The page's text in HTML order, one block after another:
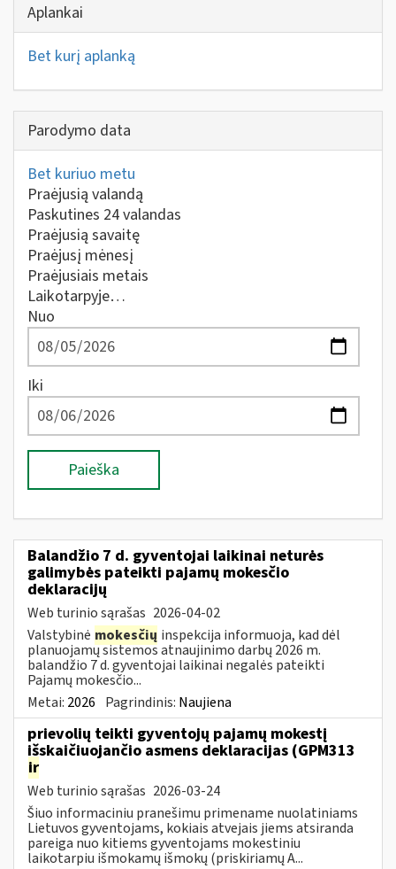
Aplankai
Bet kurį aplanką
Parodymo data
Bet kuriuo metu
Praėjusią valandą
Paskutines 24 valandas
Praėjusią savaitę
Praėjusį mėnesį
Praėjusiais metais
Laikotarpyje…
Nuo
Iki
Paieška
Balandžio 7 d. gyventojai laikinai neturės
galimybės pateikti pajamų mokesčio
deklaracijų
Web turinio sąrašas 2026-04-02
Valstybinė mokesčių inspekcija informuoja, kad dėl
planuojamų sistemos atnaujinimo darbų 2026 m.
balandžio 7 d. gyventojai laikinai negalės pateikti
Pajamų mokesčio...
Metai: 2026 Pagrindinis: Naujiena
prievolių teikti gyventojų pajamų mokestį
išskaičiuojančio asmens deklaracijas (GPM313
ir
Web turinio sąrašas 2026-03-24
Šiuo informaciniu pranešimu primename nuolatiniams
Lietuvos gyventojams, kokiais atvejais jiems atsiranda
pareiga nuo kitiems gyventojams mokestiniu
laikotarpiu išmokamų išmokų (priskiriamų A...